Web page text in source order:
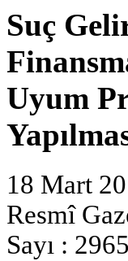
Suç
Uyum
18 Mart
Resmî
Sayı :